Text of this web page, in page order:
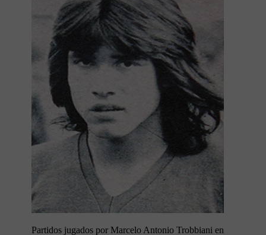
Partidos jugados por Marcelo Antonio Trobbiani en